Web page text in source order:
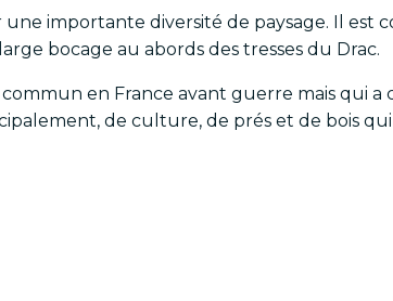
une importante diversité de paysage. Il
bocage au abords des tresses du Drac.
commun en France avant guerre mais qui
de culture, de prés et de bois